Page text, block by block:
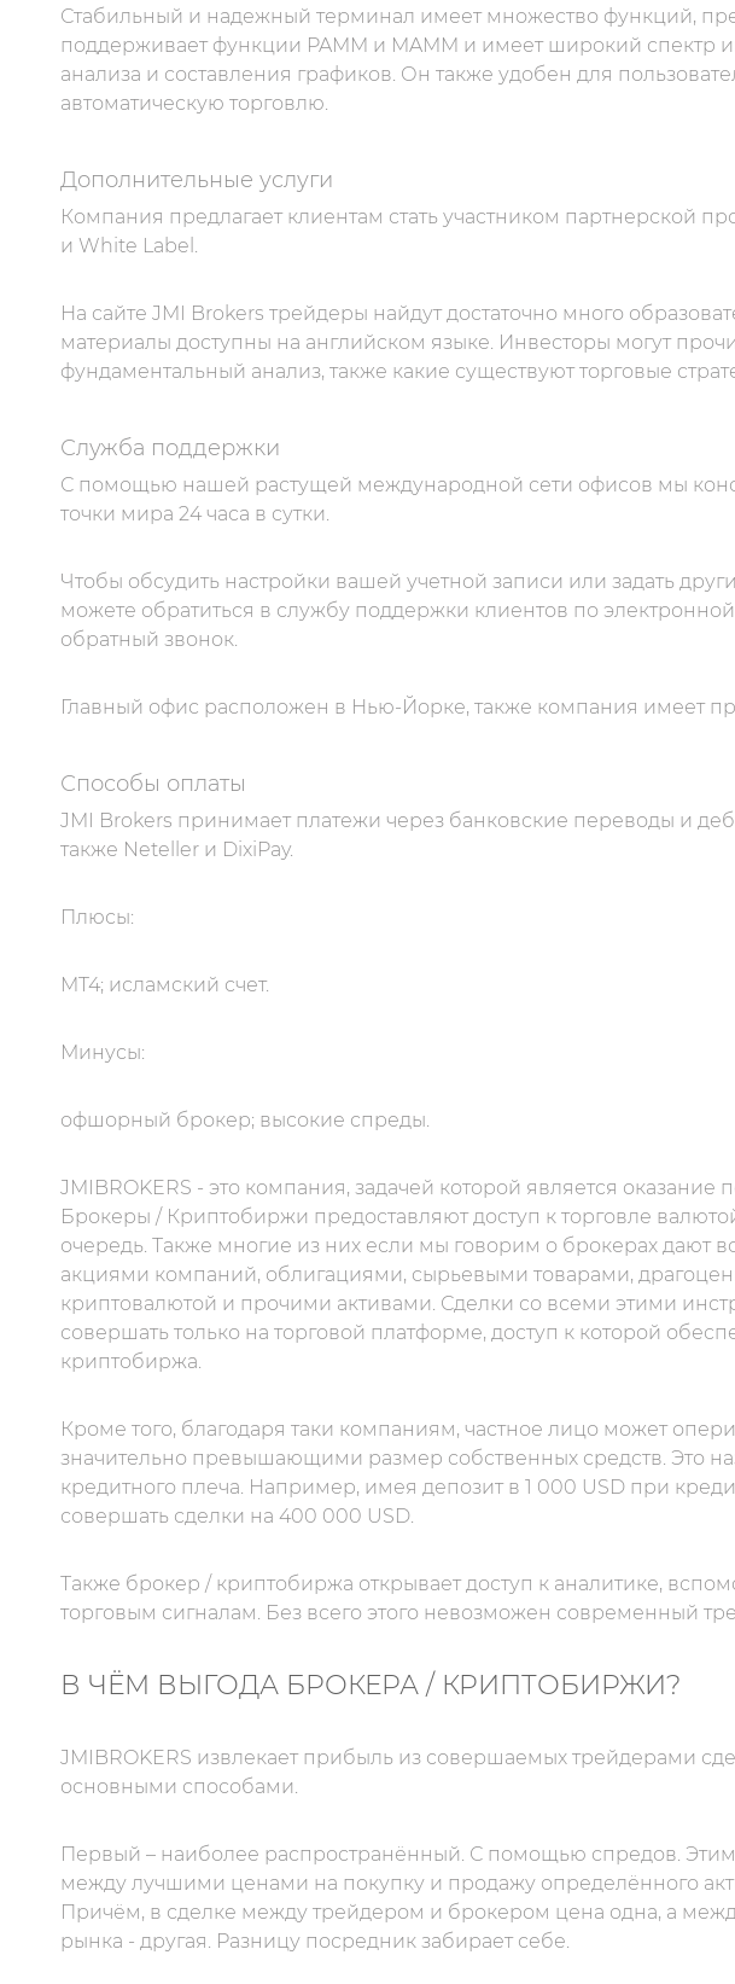
Стабильный и надежный терминал имеет множество функций,
поддерживает функции PAMM и MAMM и имеет широкий спектр
анализа и составления графиков. Он также удобен для
автоматическую торговлю.
Дополнительные услуги
Компания предлагает клиентам стать участником партнерской
и White Label.
На сайте JMI Brokers трейдеры найдут достаточно много
материалы доступны на английском языке. Инвесторы могут
фундаментальный анализ, также какие существуют торговые
Служба поддержки
С помощью нашей растущей международной сети офисов мы
точки мира 24 часа в сутки.
Чтобы обсудить настройки вашей учетной записи или задать
можете обратиться в службу поддержки клиентов по электронной
обратный звонок.
Главный офис расположен в Нью-Йорке, также компания имеет
Способы оплаты
JMI Brokers принимает платежи через банковские переводы и
также Neteller и DixiPay.
Плюсы:
MT4; исламский счет.
Минусы:
офшорный брокер; высокие спреды.
JMIBROKERS - это компания, задачей которой является оказание
Брокеры / Криптобиржи предоставляют доступ к торговле
очередь. Также многие из них если мы говорим о брокерах дают
акциями компаний, облигациями, сырьевыми товарами,
криптовалютой и прочими активами. Сделки со всеми этими
совершать только на торговой платформе, доступ к которой
криптобиржа.
Кроме того, благодаря таки компаниям, частное лицо может
значительно превышающими размер собственных средств. Это
кредитного плеча. Например, имея депозит в 1 000 USD при
совершать сделки на 400 000 USD.
Также брокер / криптобиржа открывает доступ к аналитике,
торговым сигналам. Без всего этого невозможен современный
В ЧЁМ ВЫГОДА БРОКЕРА / КРИПТОБИРЖИ?
JMIBROKERS извлекает прибыль из совершаемых трейдерами
основными способами.
Первый – наиболее распространённый. С помощью спредов.
между лучшими ценами на покупку и продажу определённого
Причём, в сделке между трейдером и брокером цена одна, а
рынка - другая. Разницу посредник забирает себе.